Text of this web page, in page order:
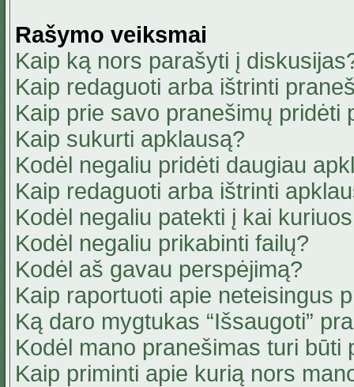
Rašymo veiksmai
Kaip ką nors parašyti į
Kaip redaguoti arba ištrinti
Kaip prie savo pranešimų pridėti
Kaip sukurti apklausą?
Kodėl negaliu pridėti daugiau
Kaip redaguoti arba ištrinti
Kodėl negaliu patekti į kai
Kodėl negaliu prikabinti failų?
Kodėl aš gavau perspėjimą?
Kaip raportuoti apie neteisingus
Ką daro mygtukas “Išsaugoti”
Kodėl mano pranešimas turi būti
Kaip priminti apie kurią nors